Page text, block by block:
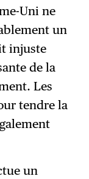
Uni ne
un
injuste
de la
Les
tendre la
un